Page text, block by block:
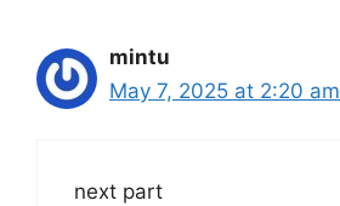
mintu
May 7, 2025 at 2:20 am
next part